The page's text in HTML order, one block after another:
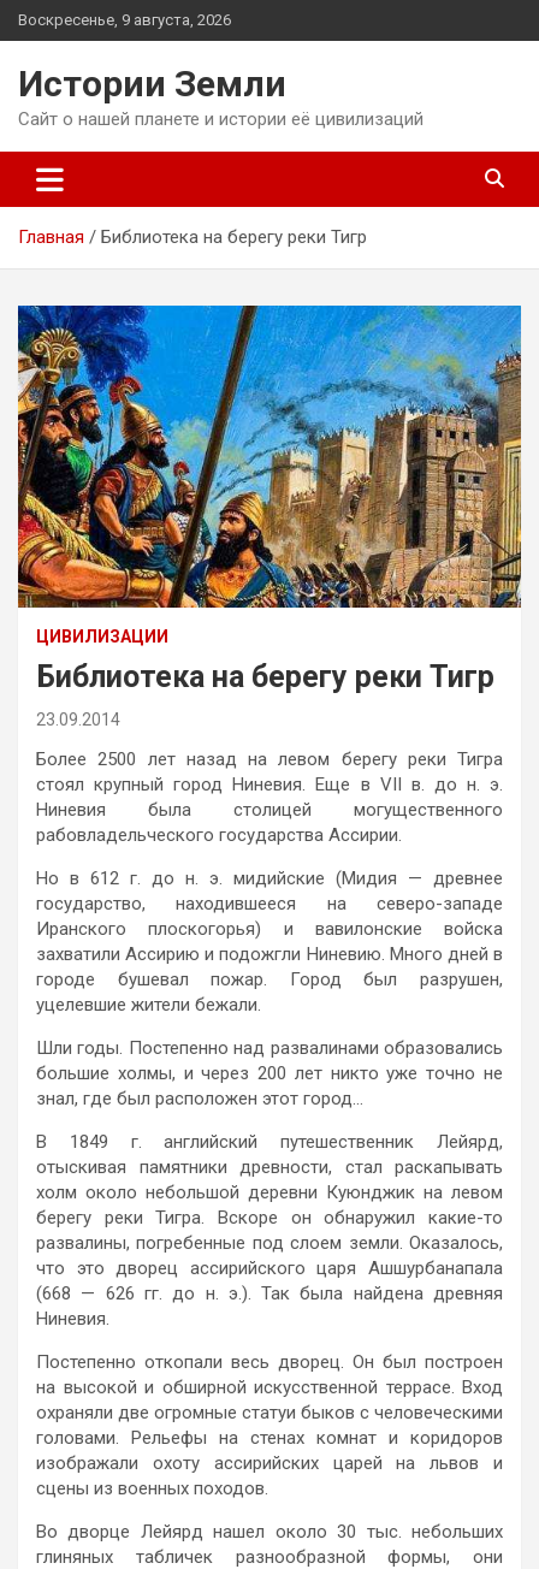
Перейти
к
Воскресенье, 9 августа, 2026
Истории Земли
Сайт о нашей планете и истории её цивилизаций
Главная Библиотека на берегу реки Тигр
ЦИВИЛИЗАЦИИ
Библиотека на берегу реки Тигр
23.09.2014
Более 2500 лет назад на левом берегу реки Тигра
стоял крупный город Ниневия. Еще в VII в. до н. э.
Ниневия была столицей могущественного
рабовладельческого государства Ассирии.
Но в 612 г. до н. э. мидийские (Мидия — древнее
государство, находившееся на северо-западе
Иранского плоскогорья) и вавилонские войска
захватили Ассирию и подожгли Ниневию. Много дней в
городе бушевал пожар. Город был разрушен,
уцелевшие жители бежали.
Шли годы. Постепенно над развалинами образовались
большие холмы, и через 200 лет никто уже точно не
знал, где был расположен этот город…
В 1849 г. английский путешественник Лейярд,
отыскивая памятники древности, стал раскапывать
холм около небольшой деревни Куюнджик на левом
берегу реки Тигра. Вскоре он обнаружил какие-то
развалины, погребенные под слоем земли. Оказалось,
что это дворец ассирийского царя Ашшурбанапала
(668 — 626 гг. до н. э.). Так была найдена древняя
Ниневия.
Постепенно откопали весь дворец. Он был построен
на высокой и обширной искусственной террасе. Вход
охраняли две огромные статуи быков с человеческими
головами. Рельефы на стенах комнат и коридоров
изображали охоту ассирийских царей на львов и
сцены из военных походов.
Во дворце Лейярд нашел около 30 тыс. небольших
глиняных табличек разнообразной формы, они